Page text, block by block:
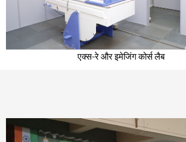
एक्स-रे और इमेजिंग कोर्स लैब